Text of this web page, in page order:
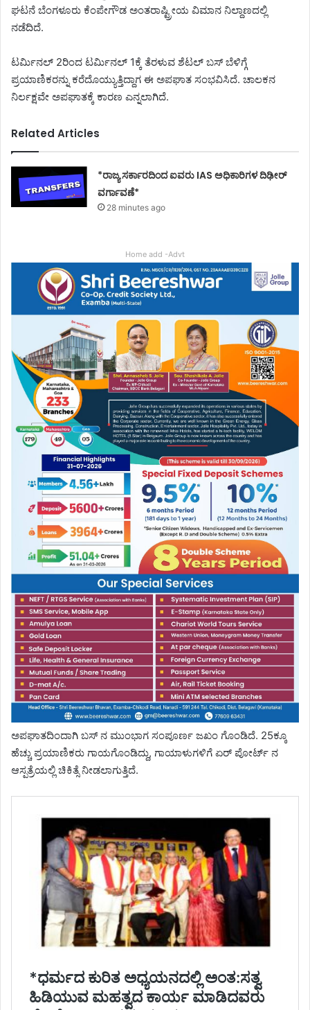
ಘಟನೆ ಬೆಂಗಳೂರು ಕೆಂಪೇಗೌಡ ಅಂತರಾಷ್ಟ್ರೀಯ ವಿಮಾನ ನಿಲ್ದಾಣದಲ್ಲಿ
ನಡೆದಿದೆ.
ಟರ್ಮಿನಲ್ 2ರಿಂದ ಟರ್ಮಿನಲ್ 1ಕ್ಕೆ ತೆರಳುವ ಶೆಟಲ್ ಬಸ್ ಬೆಳಿಗ್ಗೆ
ಪ್ರಯಾಣಿಕರನ್ನು ಕರೆದೊಯ್ಯುತ್ತಿದ್ದಾಗ ಈ ಅಪಘಾತ ಸಂಭವಿಸಿದೆ. ಚಾಲಕನ
ನಿರ್ಲಕ್ಷವೇ ಅಪಘಾತಕ್ಕೆ ಕಾರಣ ಎನ್ನಲಾಗಿದೆ.
Related Articles
*ರಾಜ್ಯ ಸರ್ಕಾರದಿಂದ ಐವರು IAS ಅಧಿಕಾರಿಗಳ ದಿಢೀರ್
ವರ್ಗಾವಣೆ*
28 minutes ago
Home add -Advt
ಅಪಘಾತದಿಂದಾಗಿ ಬಸ್ ನ ಮುಂಭಾಗ ಸಂಪೂರ್ಣ ಜಖಂ ಗೊಂಡಿದೆ. 25ಕ್ಕೂ
ಹೆಚ್ಚು ಪ್ರಯಾಣಿಕರು ಗಾಯಗೊಂಡಿದ್ದು, ಗಾಯಾಳುಗಳಿಗೆ ಏರ್ ಪೋರ್ಟ್ ನ
ಆಸ್ಪತ್ರೆಯಲ್ಲಿ ಚಿಕಿತ್ಸೆ ನೀಡಲಾಗುತ್ತಿದೆ.